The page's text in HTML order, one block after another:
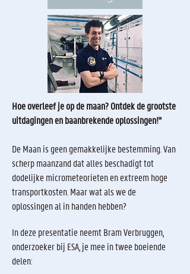
Hoe overleef je op de maan? Ontdek de grootste
uitdagingen en baanbrekende oplossingen!"
De Maan is geen gemakkelijke bestemming. Van
scherp maanzand dat alles beschadigt tot
dodelijke micrometeorieten en extreem hoge
transportkosten. Maar wat als we de
oplossingen al in handen hebben?
In deze presentatie neemt Bram Verbruggen,
onderzoeker bij ESA, je mee in twee boeiende
delen: